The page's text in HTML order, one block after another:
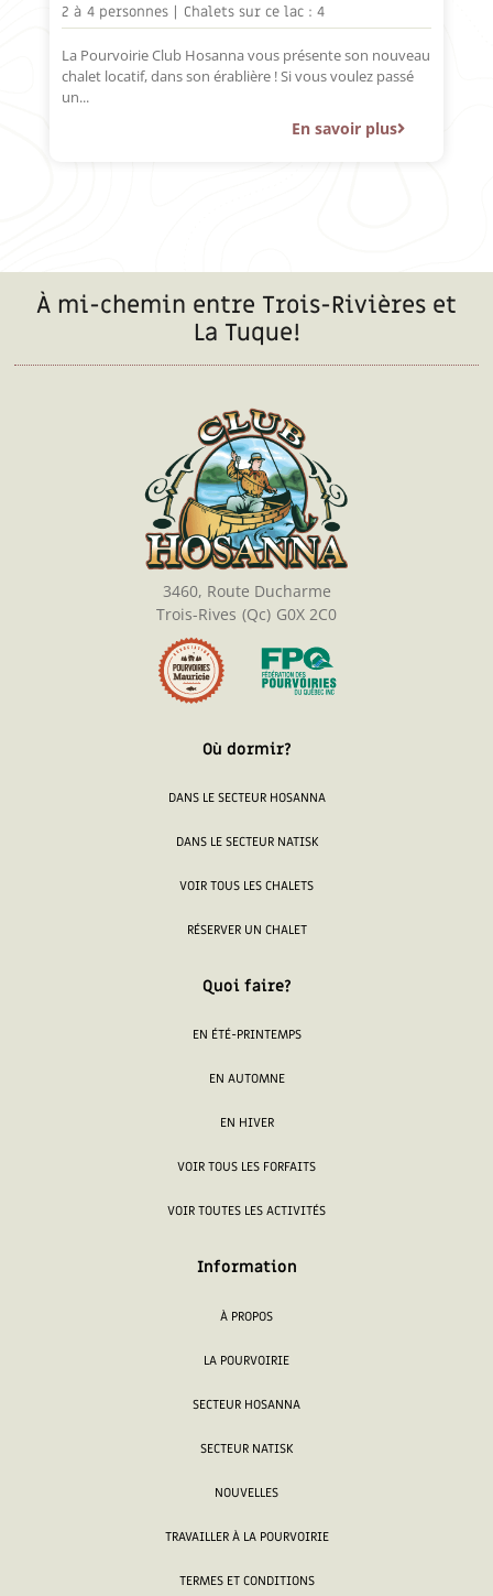
2 à 4 personnes | Chalets sur ce lac : 4
La Pourvoirie Club Hosanna vous présente son nouveau
chalet locatif, dans son érablière ! Si vous voulez passé
un...
En savoir plus
À mi-chemin entre Trois-Rivières et
La Tuque!
3460, Route Ducharme
Trois-Rives (Qc) G0X 2C0
Où dormir?
DANS LE SECTEUR HOSANNA
DANS LE SECTEUR NATISK
VOIR TOUS LES CHALETS
RÉSERVER UN CHALET
Quoi faire?
EN ÉTÉ-PRINTEMPS
EN AUTOMNE
EN HIVER
VOIR TOUS LES FORFAITS
VOIR TOUTES LES ACTIVITÉS
Information
À PROPOS
LA POURVOIRIE
SECTEUR HOSANNA
SECTEUR NATISK
NOUVELLES
TRAVAILLER À LA POURVOIRIE
TERMES ET CONDITIONS